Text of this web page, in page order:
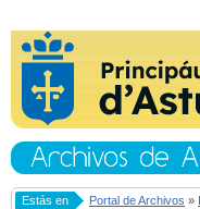
Estás en Portal de Archivos »